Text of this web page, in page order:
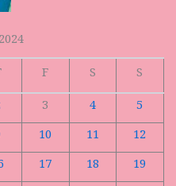
F S
S
3 4
5
10 11
12
17 18
19